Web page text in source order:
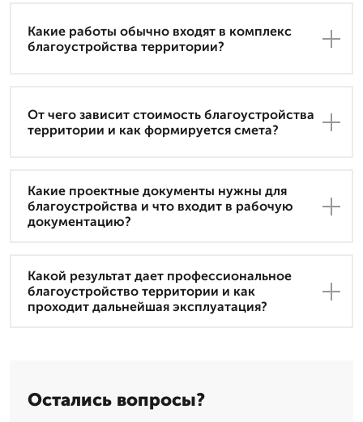
Какие работы обычно входят в комплекс
благоустройства территории?
От чего зависит стоимость благоустройства
территории и как формируется смета?
Какие проектные документы нужны для
благоустройства и что входит в рабочую
документацию?
Какой результат дает профессиональное
благоустройство территории и как
проходит дальнейшая эксплуатация?
Остались вопросы?